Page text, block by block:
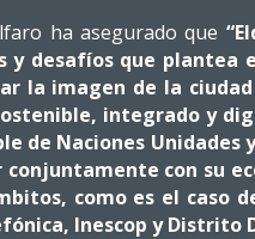
ha asegurado que
y desafíos que plantea
la imagen de la
integrado y
de Naciones Unidades
con su
como es el caso
Inescop y Distrito